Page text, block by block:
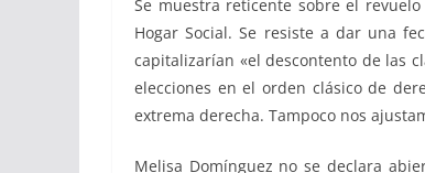
Se muestra reticente sobre el
Hogar Social. Se resiste a dar una
capitalizarían «el descontento de las
elecciones en el orden clásico de
extrema derecha. Tampoco nos
Melisa Domínguez no se declara